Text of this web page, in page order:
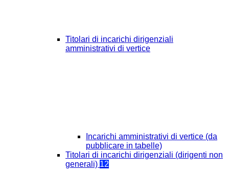
Titolari di incarichi dirigenziali
amministrativi di vertice
Incarichi amministrativi di vertice (da
pubblicare in tabelle)
Titolari di incarichi dirigenziali (dirigenti non
generali) 12